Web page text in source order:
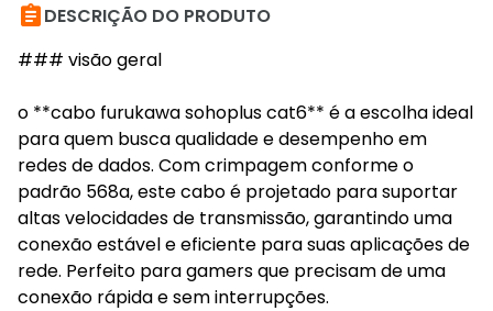
DESCRIÇÃO DO PRODUTO
### visão geral
o **cabo furukawa sohoplus cat6** é a escolha ideal
para quem busca qualidade e desempenho em
redes de dados. Com crimpagem conforme o
padrão 568a, este cabo é projetado para suportar
altas velocidades de transmissão, garantindo uma
conexão estável e eficiente para suas aplicações de
rede. Perfeito para gamers que precisam de uma
conexão rápida e sem interrupções.